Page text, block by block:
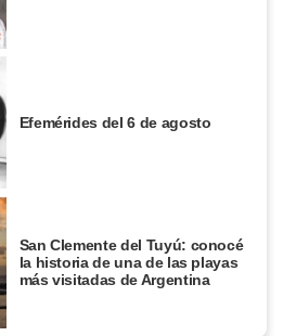
Efemérides del 6 de agosto
San Clemente del Tuyú: conocé
la historia de una de las playas
más visitadas de Argentina